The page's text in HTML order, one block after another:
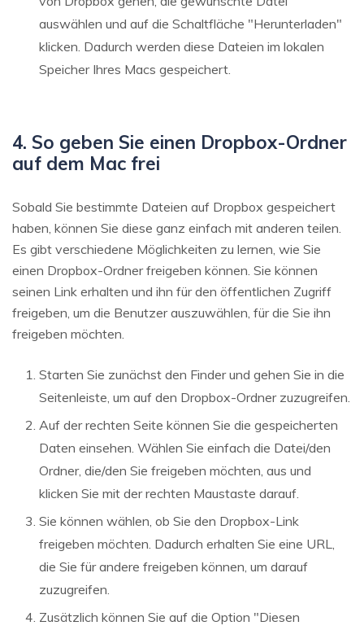
auswählen und auf die Schaltfläche "Herunterladen"
klicken. Dadurch werden diese Dateien im lokalen
Speicher Ihres Macs gespeichert.
4. So geben Sie einen Dropbox-Ordner
auf dem Mac frei
Sobald Sie bestimmte Dateien auf Dropbox gespeichert
haben, können Sie diese ganz einfach mit anderen teilen.
Es gibt verschiedene Möglichkeiten zu lernen, wie Sie
einen Dropbox-Ordner freigeben können. Sie können
seinen Link erhalten und ihn für den öffentlichen Zugriff
freigeben, um die Benutzer auszuwählen, für die Sie ihn
freigeben möchten.
Starten Sie zunächst den Finder und gehen Sie in die
Seitenleiste, um auf den Dropbox-Ordner zuzugreifen.
Auf der rechten Seite können Sie die gespeicherten
Daten einsehen. Wählen Sie einfach die Datei/den
Ordner, die/den Sie freigeben möchten, aus und
klicken Sie mit der rechten Maustaste darauf.
Sie können wählen, ob Sie den Dropbox-Link
freigeben möchten. Dadurch erhalten Sie eine URL,
die Sie für andere freigeben können, um darauf
zuzugreifen.
Zusätzlich können Sie auf die Option "Diesen